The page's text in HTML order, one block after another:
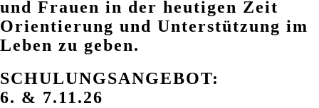
und Frauen in der heutigen Zeit
Orientierung und Unterstützung im
Leben zu geben.
SCHULUNGSANGEBOT:
6. & 7.11.26